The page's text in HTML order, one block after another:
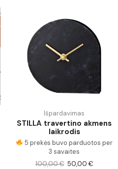
Išpardavimas
STILLA travertino akmens
laikrodis
5 prekės buvo parduotos per
3 savaites
100,00€ 50,00€